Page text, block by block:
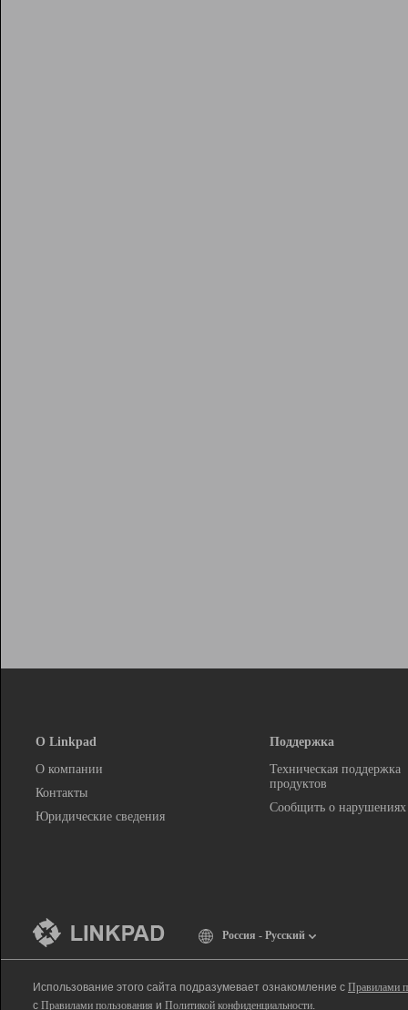
О Linkpad
О компании
Контакты
Юридические сведения
Поддержка
Техническая поддержка
продуктов
Сообщить о нарушениях
Россия - Русский
Использование этого сайта подразумевает ознакомление с Правилами
с Правилами пользования и Политикой конфиденциальности.